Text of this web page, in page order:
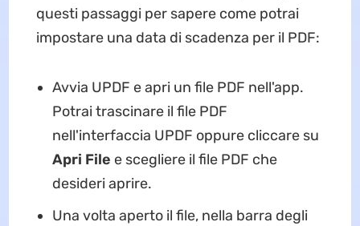
questi passaggi per sapere come potrai
impostare una data di scadenza per il PDF:
Avvia UPDF e apri un file PDF nell'app.
Potrai trascinare il file PDF
nell'interfaccia UPDF oppure cliccare su
Apri File e scegliere il file PDF che
desideri aprire.
Una volta aperto il file, nella barra degli